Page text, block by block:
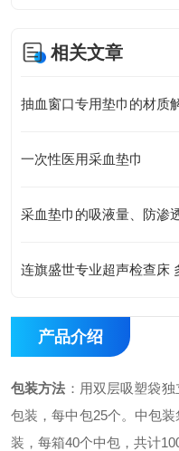
相关文章
一次性医用采血垫巾
采血垫巾的吸液量、防渗
连旗盛世专业超声检查床
产品介绍
包装方法 ：用双层吸塑袋
包装，每中包25个。中包
装，每箱40个中包，共计